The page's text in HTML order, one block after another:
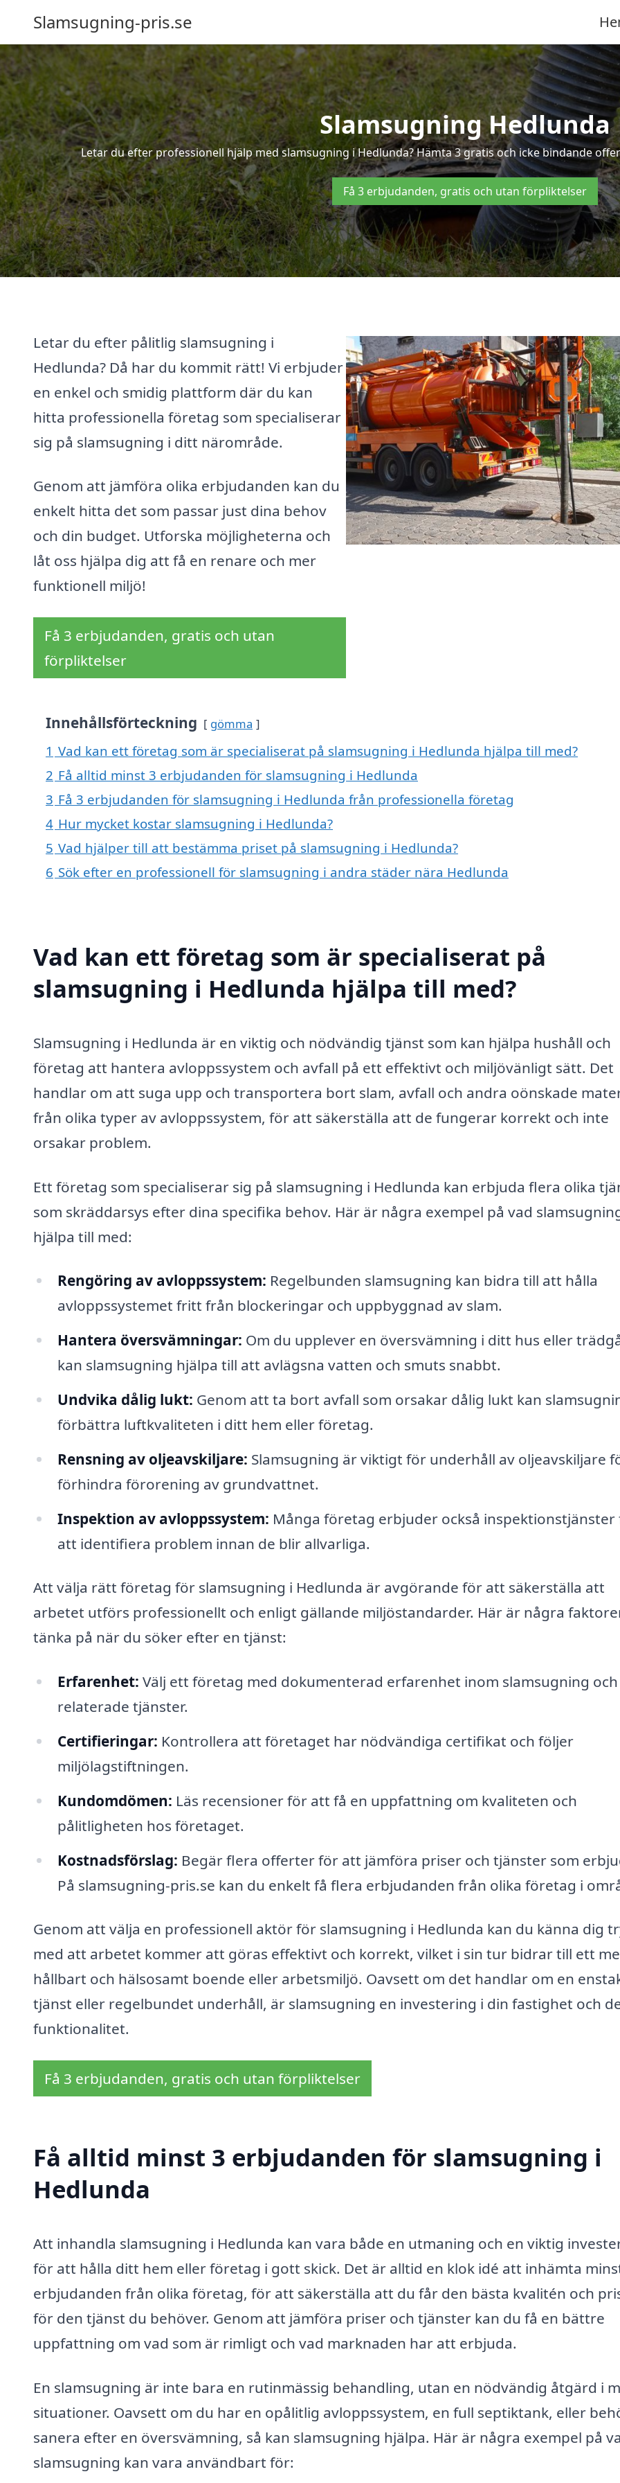
Slamsugning-pris.se
Slamsugning Hedlunda
Letar du efter professionell hjälp med slamsugning i Hedlunda? Hämta 3 gratis och icke bindande
Få 3 erbjudanden, gratis och utan förpliktelser
Letar du efter pålitlig slamsugning i
Hedlunda? Då har du kommit rätt! Vi erbjuder
en enkel och smidig plattform där du kan
hitta professionella företag som specialiserar
sig på slamsugning i ditt närområde.
Genom att jämföra olika erbjudanden kan du
enkelt hitta det som passar just dina behov
och din budget. Utforska möjligheterna och
låt oss hjälpa dig att få en renare och mer
funktionell miljö!
Få 3 erbjudanden, gratis och utan
förpliktelser
Innehållsförteckning gömma
1 Vad kan ett företag som är specialiserat på slamsugning i Hedlunda hjälpa till med?
2 Få alltid minst 3 erbjudanden för slamsugning i Hedlunda
3 Få 3 erbjudanden för slamsugning i Hedlunda från professionella företag
4 Hur mycket kostar slamsugning i Hedlunda?
5 Vad hjälper till att bestämma priset på slamsugning i Hedlunda?
6 Sök efter en professionell för slamsugning i andra städer nära Hedlunda
Vad kan ett företag som är specialiserat på
slamsugning i Hedlunda hjälpa till med?
Slamsugning i Hedlunda är en viktig och nödvändig tjänst som kan hjälpa hushåll och
företag att hantera avloppssystem och avfall på ett effektivt och miljövänligt sätt. Det
handlar om att suga upp och transportera bort slam, avfall och andra oönskade
från olika typer av avloppssystem, för att säkerställa att de fungerar korrekt och inte
orsakar problem.
Ett företag som specialiserar sig på slamsugning i Hedlunda kan erbjuda flera olika
som skräddarsys efter dina specifika behov. Här är några exempel på vad
hjälpa till med:
Rengöring av avloppssystem: Regelbunden slamsugning kan bidra till att hålla
avloppssystemet fritt från blockeringar och uppbyggnad av slam.
Hantera översvämningar: Om du upplever en översvämning i ditt hus eller
kan slamsugning hjälpa till att avlägsna vatten och smuts snabbt.
Undvika dålig lukt: Genom att ta bort avfall som orsakar dålig lukt kan
förbättra luftkvaliteten i ditt hem eller företag.
Rensning av oljeavskiljare: Slamsugning är viktigt för underhåll av oljeavskiljare
förhindra förorening av grundvattnet.
Inspektion av avloppssystem: Många företag erbjuder också inspektionstjänster
att identifiera problem innan de blir allvarliga.
Att välja rätt företag för slamsugning i Hedlunda är avgörande för att säkerställa att
arbetet utförs professionellt och enligt gällande miljöstandarder. Här är några
tänka på när du söker efter en tjänst:
Erfarenhet: Välj ett företag med dokumenterad erfarenhet inom slamsugning och
relaterade tjänster.
Certifieringar: Kontrollera att företaget har nödvändiga certifikat och följer
miljölagstiftningen.
Kundomdömen: Läs recensioner för att få en uppfattning om kvaliteten och
pålitligheten hos företaget.
Kostnadsförslag: Begär flera offerter för att jämföra priser och tjänster som
På slamsugning-pris.se kan du enkelt få flera erbjudanden från olika företag i
Genom att välja en professionell aktör för slamsugning i Hedlunda kan du känna dig
med att arbetet kommer att göras effektivt och korrekt, vilket i sin tur bidrar till ett
hållbart och hälsosamt boende eller arbetsmiljö. Oavsett om det handlar om en
tjänst eller regelbundet underhåll, är slamsugning en investering i din fastighet och
funktionalitet.
Få 3 erbjudanden, gratis och utan förpliktelser
Få alltid minst 3 erbjudanden för slamsugning i
Hedlunda
Att inhandla slamsugning i Hedlunda kan vara både en utmaning och en viktig
för att hålla ditt hem eller företag i gott skick. Det är alltid en klok idé att inhämta
erbjudanden från olika företag, för att säkerställa att du får den bästa kvalitén och
för den tjänst du behöver. Genom att jämföra priser och tjänster kan du få en bättre
uppfattning om vad som är rimligt och vad marknaden har att erbjuda.
En slamsugning är inte bara en rutinmässig behandling, utan en nödvändig åtgärd i
situationer. Oavsett om du har en opålitlig avloppssystem, en full septiktank, eller
sanera efter en översvämning, så kan slamsugning hjälpa. Här är några exempel på
slamsugning kan vara användbart för: